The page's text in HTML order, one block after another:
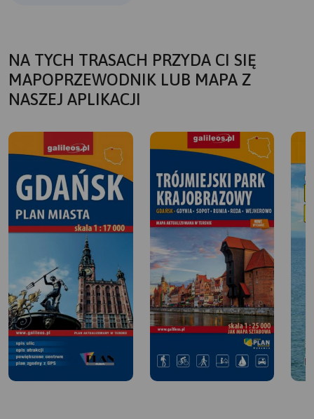
NA TYCH TRASACH PRZYDA CI SIĘ
MAPOPRZEWODNIK LUB MAPA Z
NASZEJ APLIKACJI